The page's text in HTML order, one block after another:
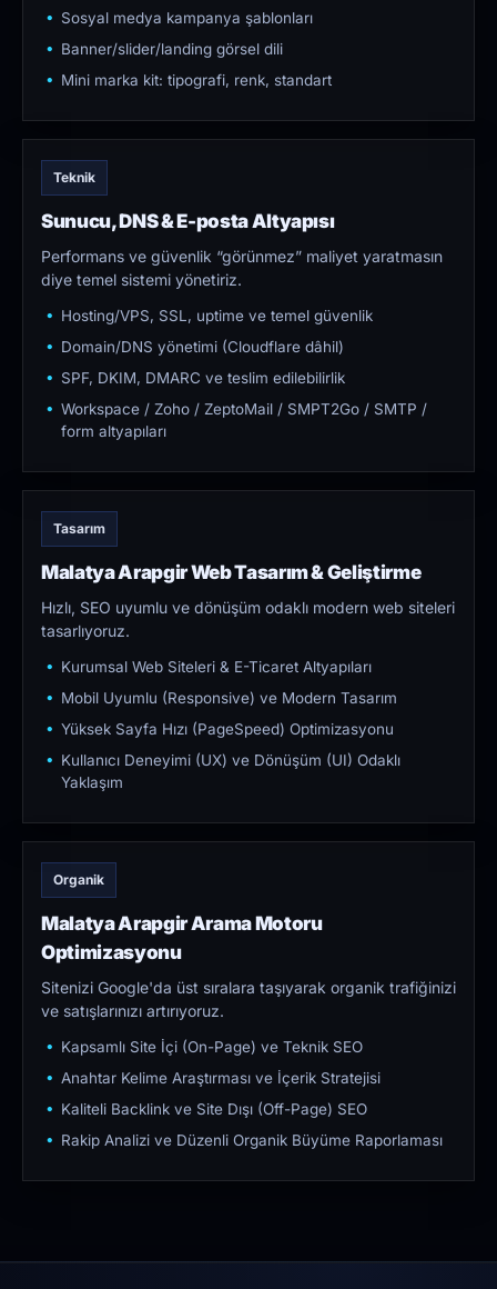
Sosyal medya kampanya şablonları
Banner/slider/landing görsel dili
Mini marka kit: tipografi, renk, standart
Teknik
Sunucu, DNS & E-posta Altyapısı
Performans ve güvenlik “görünmez” maliyet yaratmasın
diye temel sistemi yönetiriz.
Hosting/VPS, SSL, uptime ve temel güvenlik
Domain/DNS yönetimi (Cloudflare dâhil)
SPF, DKIM, DMARC ve teslim edilebilirlik
Workspace / Zoho / ZeptoMail / SMPT2Go / SMTP /
form altyapıları
Tasarım
Malatya Arapgir Web Tasarım & Geliştirme
Hızlı, SEO uyumlu ve dönüşüm odaklı modern web siteleri
tasarlıyoruz.
Kurumsal Web Siteleri & E-Ticaret Altyapıları
Mobil Uyumlu (Responsive) ve Modern Tasarım
Yüksek Sayfa Hızı (PageSpeed) Optimizasyonu
Kullanıcı Deneyimi (UX) ve Dönüşüm (UI) Odaklı
Yaklaşım
Organik
Malatya Arapgir Arama Motoru
Optimizasyonu
Sitenizi Google'da üst sıralara taşıyarak organik trafiğinizi
ve satışlarınızı artırıyoruz.
Kapsamlı Site İçi (On-Page) ve Teknik SEO
Anahtar Kelime Araştırması ve İçerik Stratejisi
Kaliteli Backlink ve Site Dışı (Off-Page) SEO
Rakip Analizi ve Düzenli Organik Büyüme Raporlaması